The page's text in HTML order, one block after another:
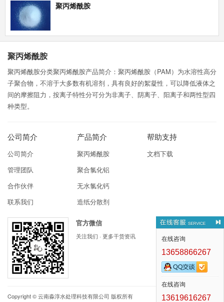
聚丙烯酰胺
聚丙烯酰胺
聚丙烯酰胺分类聚丙烯酰胺产品简介：聚丙烯酰胺（PAM）为水溶性高分
子聚合物，不溶于大多数有机溶剂，具有良好的絮凝性，可以降低液体之
间的摩擦阻力，按离子特性分可分为非离子、阴离子、阳离子和两性型四
种类型。
公司简介
公司简介
管理团队
合作伙伴
联系我们
产品简介
聚丙烯酰胺
聚合氯化铝
无水氯化钙
造纸分散剂
帮助支持
文档下载
官方微信
关注我们 · 更多干货资讯
Copyright ©云南淼淳水处理科技有限公司 版权所有
在线咨询
13658866267
在线咨询
13619616267